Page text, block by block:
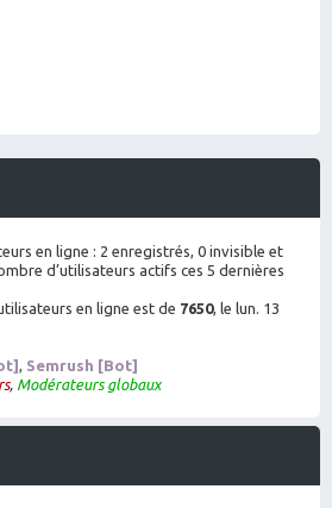
en ligne : 2 enregistrés, 0 invisible et
d’utilisateurs actifs ces 5 dernières
en ligne est de 7650, le lun. 13
, Semrush [Bot]
, Modérateurs globaux